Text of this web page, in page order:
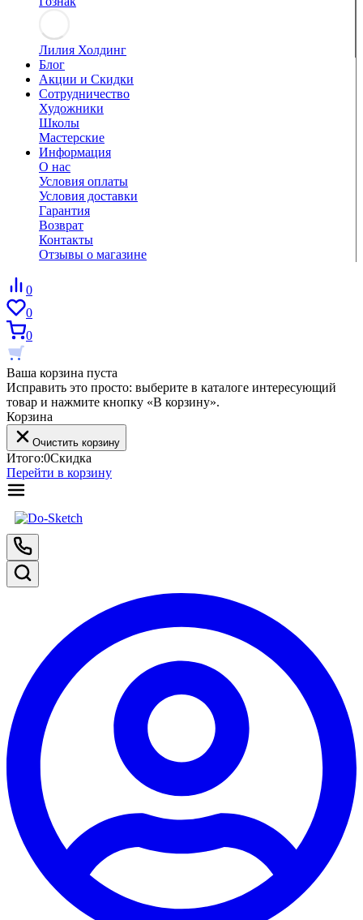
Лилия Холдинг
Блог
Акции и Скидки
Сотрудничество
Художники
Школы
Мастерские
Информация
О нас
Условия оплаты
Условия доставки
Гарантия
Возврат
Контакты
Отзывы о магазине
0
0
0
Ваша корзина пуста
Исправить это просто: выберите в каталоге интересующий
товар и нажмите кнопку «В корзину».
Корзина
Очистить корзину
Итого:0Скидка
Перейти в корзину